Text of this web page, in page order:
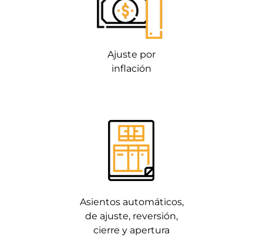
Ajuste por
inflación
Asientos automáticos,
de ajuste, reversión,
cierre y apertura